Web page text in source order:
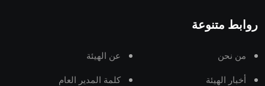
روابط متنوعة
من نحن عن الهيئة
أخبار الهيئة كلمة المدير العام